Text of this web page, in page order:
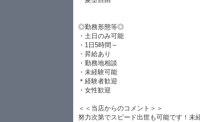
◎勤務形態等◎
・土日のみ可能
・1日5時間～
・昇給あり
・勤務地相談
・未経験可能
＊経験者歓迎
・女性歓迎
＜＜当店からのコメント＞＞
努力次第でスピード出世も可能です！未